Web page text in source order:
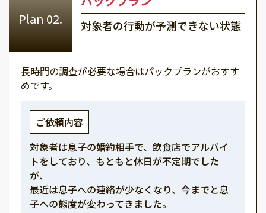
対象者の行動が予測できない状態
長時間の調査が必要な場合はパックプランがおすす
めです。
ご依頼内容
対象者は息子の婚約相手で、飲食店でアルバイ
トをしており、もともと休日が不定期でした
が、
最近は息子への連絡が少なくなり、今までと息
子への態度が変わってきました。